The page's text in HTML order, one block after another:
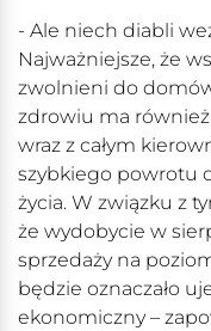
- Ale niech diabli
Najważniejsze, że
zwolnieni do
zdrowiu ma
wraz z całym
szybkiego powrotu
życia. W związku z
że wydobycie w
sprzedaży na
będzie oznaczało
ekonomiczny –